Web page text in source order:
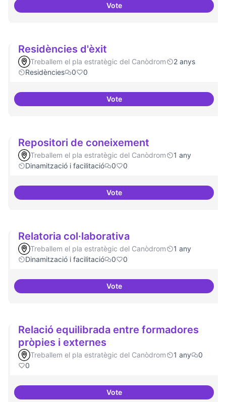
VoteResidències i governança
Residències d'èxit
Treballem el pla estratègic del Canòdrom
2 anys
Residències
0 0
VoteResidències d'èxit
Repositori de coneixement
Treballem el pla estratègic del Canòdrom
1 any
Dinamització i facilitació
0 0
VoteRepositori de coneixement
Relatoria col·laborativa
Treballem el pla estratègic del Canòdrom
1 any
Dinamització i facilitació
0 0
VoteRelatoria col·laborativa
Relació equilibrada entre formadores
pròpies i externes
Treballem el pla estratègic del Canòdrom 1 any
0
0
VoteRelació equilibrada entre